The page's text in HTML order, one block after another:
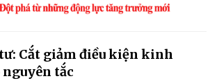
tư: Cắt giảm điều kiện kinh
nguyên tắc